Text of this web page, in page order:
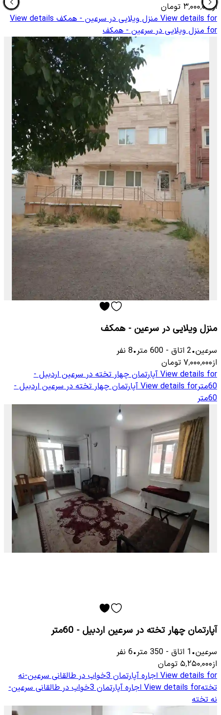
از۳٬۰۰۰٬۰۰۰ تومان
View details for منزل ویلایی در سرعین - همکفView details
for منزل ویلایی در سرعین - همکف
منزل ویلایی در سرعین - همکف
سرعین•
2 اتاق -
600 متر•
8 نفر
از۷٬۰۰۰٬۰۰۰ تومان
View details for آپارتمان چهار تخته در سرعین اردبیل -
60متر
View details for آپارتمان چهار تخته در سرعین اردبیل -
60متر
آپارتمان چهار تخته در سرعین اردبیل - 60متر
سرعین•
1 اتاق -
350 متر•
6 نفر
از۵٬۲۵۰٬۰۰۰ تومان
View details for
اجاره آپارتمان 3خواب در طالقانی سرعین-نه
تختهView details for
اجاره آپارتمان 3خواب در طالقانی سرعین-
نه تخته